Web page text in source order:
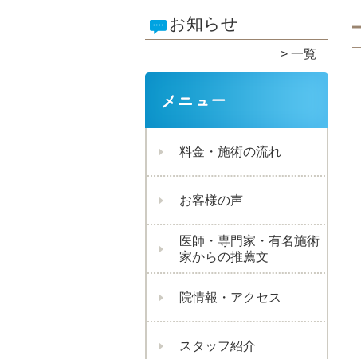
お知らせ
一覧
料金・施術の流れ
お客様の声
医師・専門家・有名施術
家からの推薦文
院情報・アクセス
スタッフ紹介